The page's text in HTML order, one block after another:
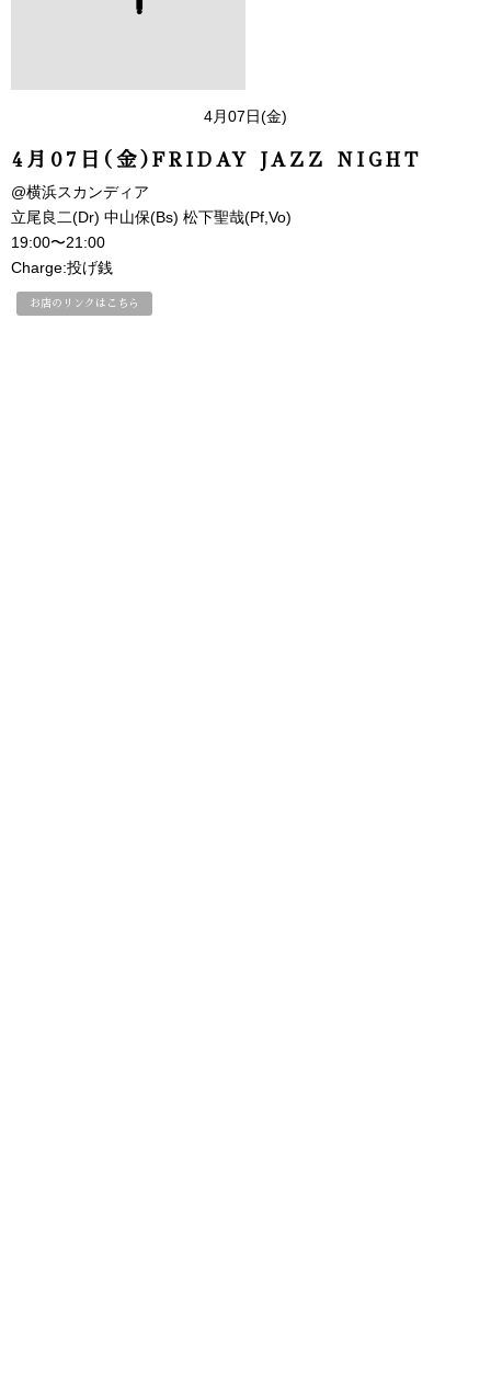
4月07日(金)
4月07日(金)FRIDAY JAZZ NIGHT
@横浜スカンディア
立尾良二(Dr) 中山保(Bs) 松下聖哉(Pf,Vo)
19:00〜21:00
Charge:投げ銭
お店のリンクはこちら